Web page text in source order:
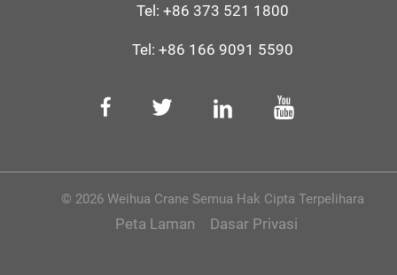
Tel: +86 373 521 1800
Tel: +86 166 9091 5590
© 2026 Weihua Crane Semua Hak Cipta Terpelihara
Peta Laman Dasar Privasi